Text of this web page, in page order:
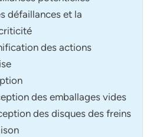
défaillances et la
des actions
des emballages vides
des disques des freins